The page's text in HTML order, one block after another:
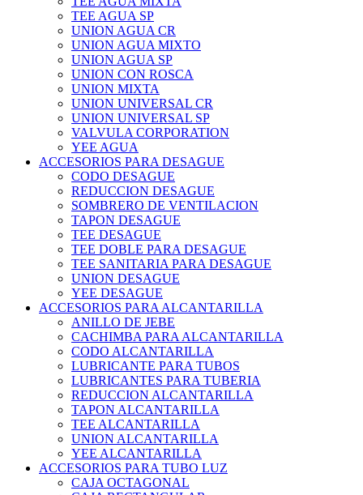
TEE AGUA SP
UNION AGUA CR
UNION AGUA MIXTO
UNION AGUA SP
UNION CON ROSCA
UNION MIXTA
UNION UNIVERSAL CR
UNION UNIVERSAL SP
VALVULA CORPORATION
YEE AGUA
ACCESORIOS PARA DESAGUE
CODO DESAGUE
REDUCCION DESAGUE
SOMBRERO DE VENTILACION
TAPON DESAGUE
TEE DESAGUE
TEE DOBLE PARA DESAGUE
TEE SANITARIA PARA DESAGUE
UNION DESAGUE
YEE DESAGUE
ACCESORIOS PARA ALCANTARILLA
ANILLO DE JEBE
CACHIMBA PARA ALCANTARILLA
CODO ALCANTARILLA
LUBRICANTE PARA TUBOS
LUBRICANTES PARA TUBERIA
REDUCCION ALCANTARILLA
TAPON ALCANTARILLA
TEE ALCANTARILLA
UNION ALCANTARILLA
YEE ALCANTARILLA
ACCESORIOS PARA TUBO LUZ
CAJA OCTAGONAL